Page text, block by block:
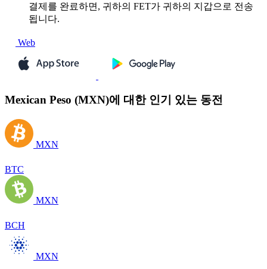
결제를 완료하면, 귀하의 FET가 귀하의 지갑으로 전송
됩니다.
Web
Mexican Peso (MXN)에 대한 인기 있는 동전
MXN
BTC
MXN
BCH
MXN